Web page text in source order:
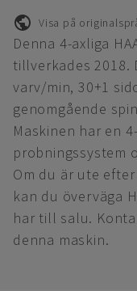
Visa på
Denna 4-axliga
tillverkades 2018.
varv/min, 30+1
genomgående
Maskinen har en
probningssystem
Om du är ute
kan du överväga
har till salu.
denna maskin.